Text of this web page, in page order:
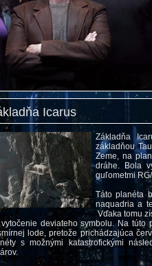
Icarus
Základňa
základňou
Zeme, na
dráhe. Bola
guľometmi
Táto planéta
naquadria a
Vďaka tomu
deviateho symbolu. Na
lode, pretože prichádzajúca
s možnými katastrofickými